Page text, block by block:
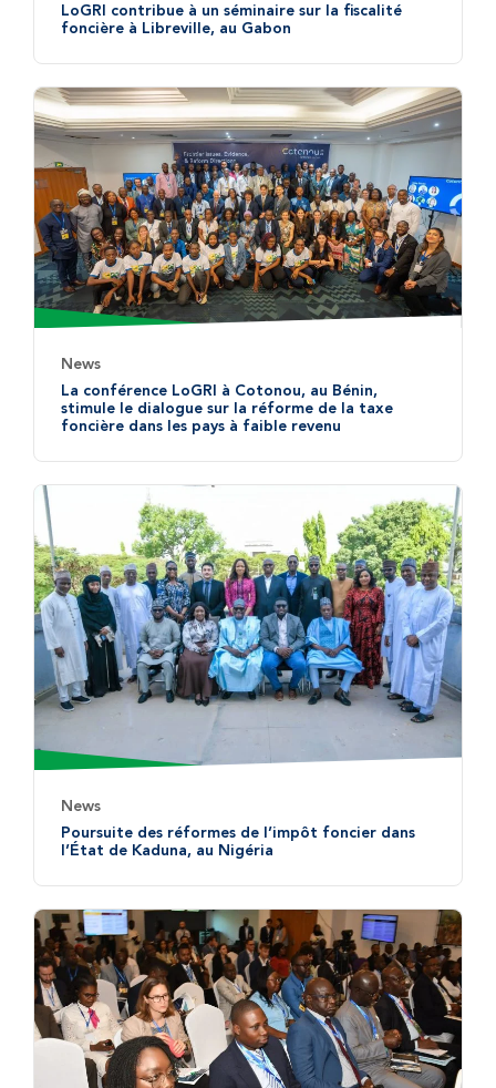
LoGRI contribue à un séminaire sur la fiscalité
foncière à Libreville, au Gabon
News
La conférence LoGRI à Cotonou, au Bénin,
stimule le dialogue sur la réforme de la taxe
foncière dans les pays à faible revenu
News
Poursuite des réformes de l’impôt foncier dans
l’État de Kaduna, au Nigéria